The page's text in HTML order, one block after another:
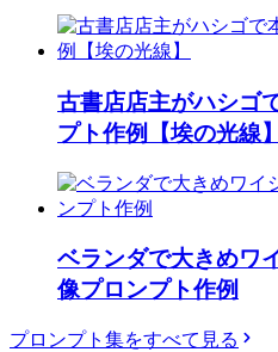
古書店店主がハシゴ
プト作例【埃の光線】
ベランダで大きめワ
像プロンプト作例
プロンプト集をすべて見る